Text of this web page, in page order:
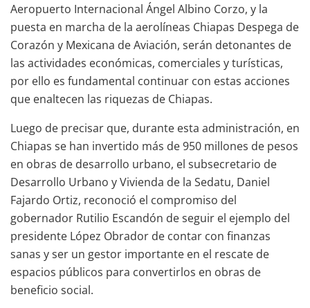
Aeropuerto Internacional Ángel Albino Corzo, y la
puesta en marcha de la aerolíneas Chiapas Despega de
Corazón y Mexicana de Aviación, serán detonantes de
las actividades económicas, comerciales y turísticas,
por ello es fundamental continuar con estas acciones
que enaltecen las riquezas de Chiapas.
Luego de precisar que, durante esta administración, en
Chiapas se han invertido más de 950 millones de pesos
en obras de desarrollo urbano, el subsecretario de
Desarrollo Urbano y Vivienda de la Sedatu, Daniel
Fajardo Ortiz, reconoció el compromiso del
gobernador Rutilio Escandón de seguir el ejemplo del
presidente López Obrador de contar con finanzas
sanas y ser un gestor importante en el rescate de
espacios públicos para convertirlos en obras de
beneficio social.